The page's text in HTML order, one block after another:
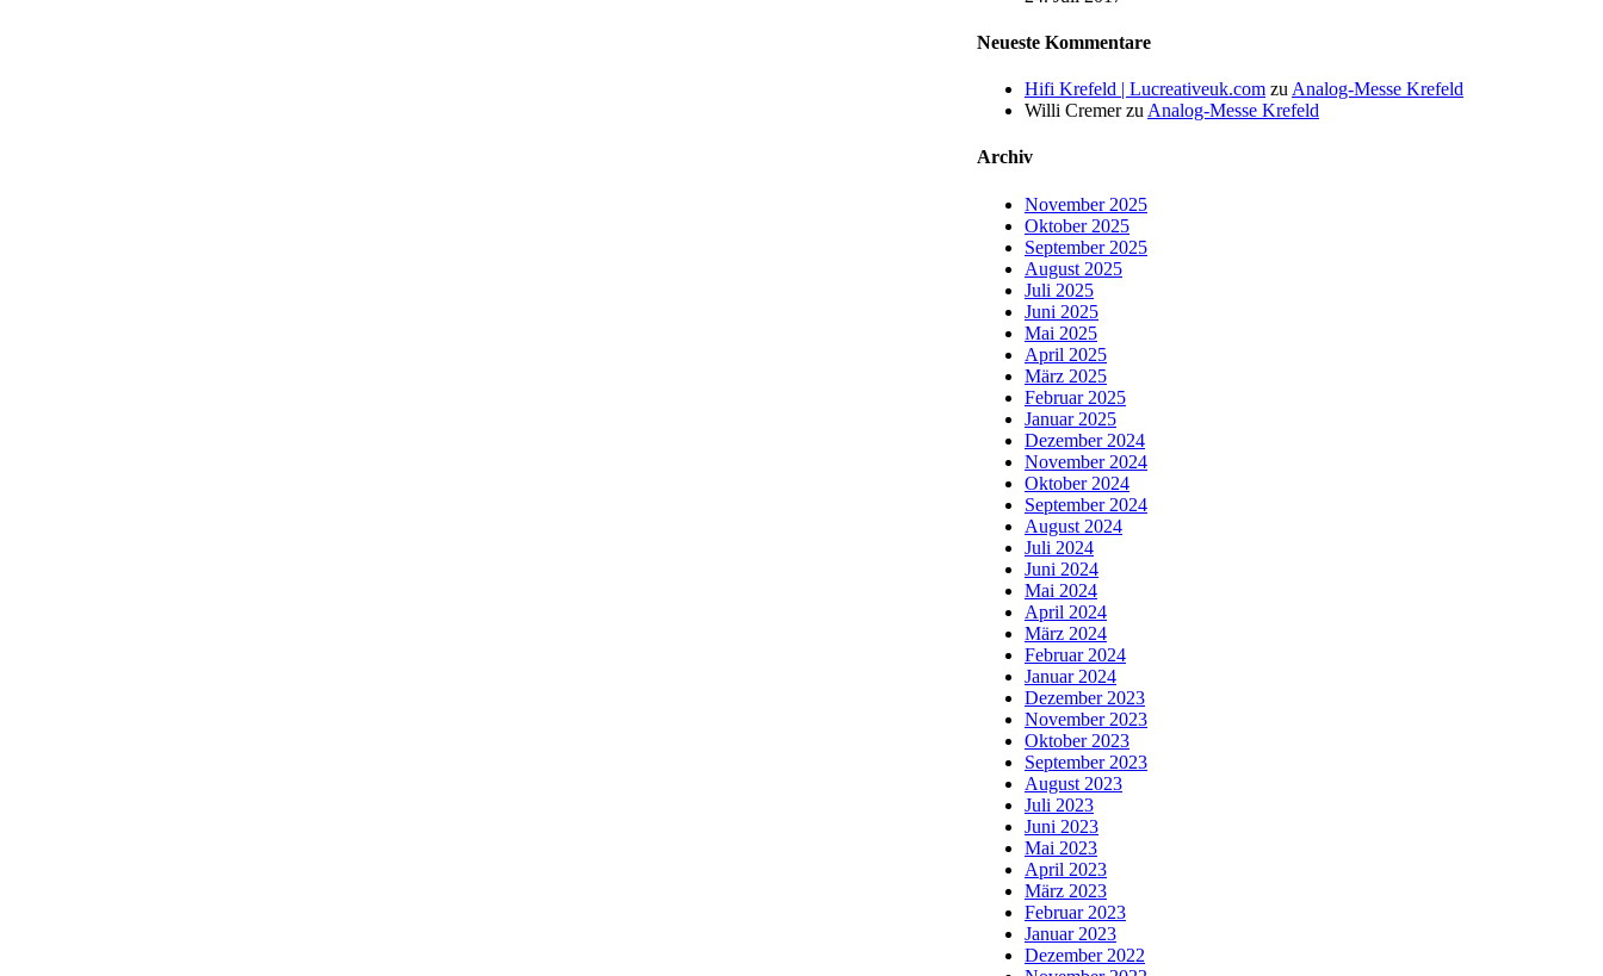
Neueste Kommentare
Hifi Krefeld | Lucreativeuk.com zu Analog-Messe Krefeld
Willi Cremerzu Analog-Messe Krefeld
Archiv
November 2025
Oktober 2025
September 2025
August 2025
Juli 2025
Juni 2025
Mai 2025
April 2025
März 2025
Februar 2025
Januar 2025
Dezember 2024
November 2024
Oktober 2024
September 2024
August 2024
Juli 2024
Juni 2024
Mai 2024
April 2024
März 2024
Februar 2024
Januar 2024
Dezember 2023
November 2023
Oktober 2023
September 2023
August 2023
Juli 2023
Juni 2023
Mai 2023
April 2023
März 2023
Februar 2023
Januar 2023
Dezember 2022